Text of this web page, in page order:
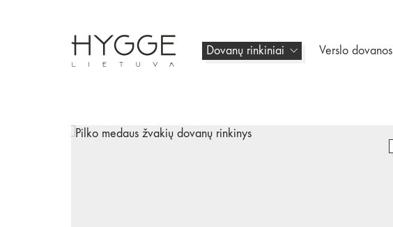
Dovanų rinkiniai Verslo dovanos